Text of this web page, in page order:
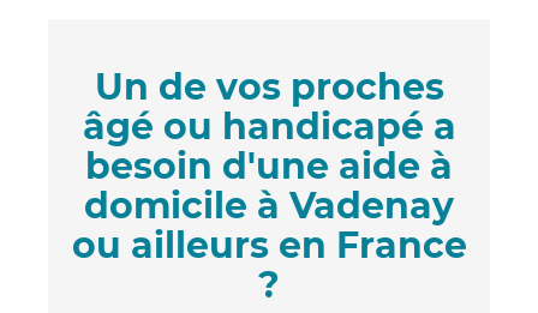
Un de vos proches
âgé ou handicapé a
besoin d'une aide à
domicile à Vadenay
ou ailleurs en France
?